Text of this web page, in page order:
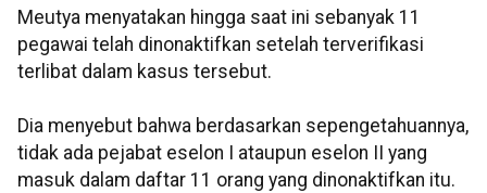
Meutya menyatakan hingga saat ini sebanyak 11
pegawai telah dinonaktifkan setelah terverifikasi
terlibat dalam kasus tersebut.
Dia menyebut bahwa berdasarkan sepengetahuannya,
tidak ada pejabat eselon I ataupun eselon II yang
masuk dalam daftar 11 orang yang dinonaktifkan itu.